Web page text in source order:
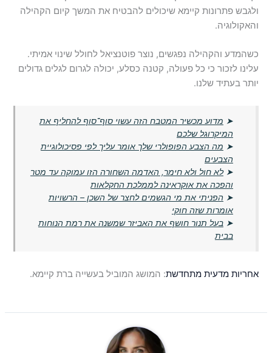
ולגבש פתרונות קיימא שיכולים להבטיח את המשך קיום הקהילה
והאקולוגיה.
כשהמדע והקהילה נפגשים, נוצר פוטנציאל לחולל שינוי אמיתי.
עלינו לזכור כי כל פעולה, קטנה כסלע, יכולה לגרום לגלים גדולים
יותר בעתיד שלנו.
➤ מדוע מכשיר המטבח הזה עשוי סוף־סוף להחליף את
המיקרוגל שלכם
➤ מה הצבע הפופולרי שלך אומר עליך לפי פסיכולוגיית
הצבעים
➤לא חול ולא חימר, האדמה השחורה הזו עמוקה עד מטר
והפכה את אוקראינה לממלכת החקלאות
➤ הפניתי את מי הגשמים לחצר של השכן – הרשויות
אומרות שזה חוקי
➤בעל תנור חושף את האביזר שמשנה את רמת הנוחות
בבית
אחריות מדעית מתחדשת: המושג המוביל בעשייה ברת קיימא.